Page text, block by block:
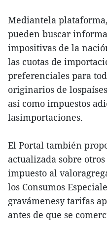
Mediantela
pueden buscar
impositivas de la
las cuotas de
preferenciales para
originarios de
así como impuestos
lasimportaciones.
El Portal también
actualizada sobre
impuesto al
los Consumos
gravámenesy tarifas
antes de que se